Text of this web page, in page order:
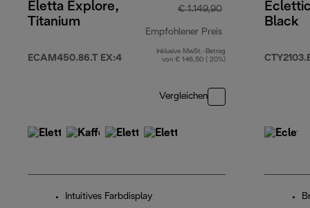
Eletta Explore,
Titanium
ECAM450.86.T EX:4
€ 1.149,90
Empfohlener Preis
Originalpreis €
Inklusive MwSt.-Betrag
von € 146,50 ( 20%)
Vergleichen
Intuitives Farbdisplay
Black